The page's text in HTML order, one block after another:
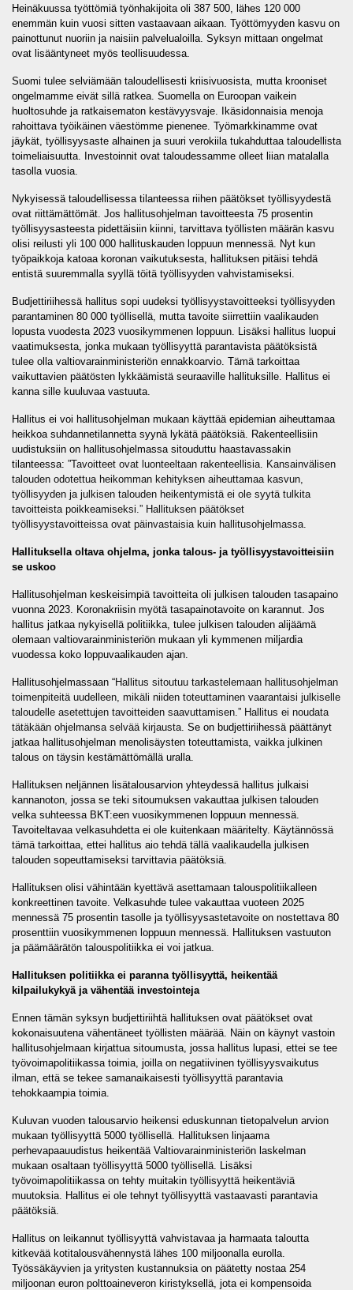
Heinäkuussa työttömiä työnhakijoita oli 387 500, lähes 120 000
enemmän kuin vuosi sitten vastaavaan aikaan. Työttömyyden kasvu on
painottunut nuoriin ja naisiin palvelualoilla. Syksyn mittaan ongelmat
ovat lisääntyneet myös teollisuudessa.
Suomi tulee selviämään taloudellisesti kriisivuosista, mutta krooniset
ongelmamme eivät sillä ratkea. Suomella on Euroopan vaikein
huoltosuhde ja ratkaisematon kestävyysvaje. Ikäsidonnaisia menoja
rahoittava työikäinen väestömme pienenee. Työmarkkinamme ovat
jäykät, työllisyysaste alhainen ja suuri verokiila tukahduttaa taloudellista
toimeliaisuutta. Investoinnit ovat taloudessamme olleet liian matalalla
tasolla vuosia.
Nykyisessä taloudellisessa tilanteessa riihen päätökset työllisyydestä
ovat riittämättömät. Jos hallitusohjelman tavoitteesta 75 prosentin
työllisyysasteesta pidettäisiin kiinni, tarvittava työllisten määrän kasvu
olisi reilusti yli 100 000 hallituskauden loppuun mennessä. Nyt kun
työpaikkoja katoaa koronan vaikutuksesta, hallituksen pitäisi tehdä
entistä suuremmalla syyllä töitä työllisyyden vahvistamiseksi.
Budjettiriihessä hallitus sopi uudeksi työllisyystavoitteeksi työllisyyden
parantaminen 80 000 työllisellä, mutta tavoite siirrettiin vaalikauden
lopusta vuodesta 2023 vuosikymmenen loppuun. Lisäksi hallitus luopui
vaatimuksesta, jonka mukaan työllisyyttä parantavista päätöksistä
tulee olla valtiovarainministeriön ennakkoarvio. Tämä tarkoittaa
vaikuttavien päätösten lykkäämistä seuraaville hallituksille. Hallitus ei
kanna sille kuuluvaa vastuuta.
Hallitus ei voi hallitusohjelman mukaan käyttää epidemian aiheuttamaa
heikkoa suhdannetilannetta syynä lykätä päätöksiä. Rakenteellisiin
uudistuksiin on hallitusohjelmassa sitouduttu haastavassakin
tilanteessa: ”Tavoitteet ovat luonteeltaan rakenteellisia. Kansainvälisen
talouden odotettua heikomman kehityksen aiheuttamaa kasvun,
työllisyyden ja julkisen talouden heikentymistä ei ole syytä tulkita
tavoitteista poikkeamiseksi.” Hallituksen päätökset
työllisyystavoitteissa ovat päinvastaisia kuin hallitusohjelmassa.
Hallituksella oltava ohjelma, jonka talous- ja työllisyystavoitteisiin
se uskoo
Hallitusohjelman keskeisimpiä tavoitteita oli julkisen talouden tasapaino
vuonna 2023. Koronakriisin myötä tasapainotavoite on karannut. Jos
hallitus jatkaa nykyisellä politiikka, tulee julkisen talouden alijäämä
olemaan valtiovarainministeriön mukaan yli kymmenen miljardia
vuodessa koko loppuvaalikauden ajan.
Hallitusohjelmassaan “Hallitus sitoutuu tarkastelemaan hallitusohjelman
toimenpiteitä uudelleen, mikäli niiden toteuttaminen vaarantaisi julkiselle
taloudelle asetettujen tavoitteiden saavuttamisen.” Hallitus ei noudata
tätäkään ohjelmansa selvää kirjausta. Se on budjettiriihessä päättänyt
jatkaa hallitusohjelman menolisäysten toteuttamista, vaikka julkinen
talous on täysin kestämättömällä uralla.
Hallituksen neljännen lisätalousarvion yhteydessä hallitus julkaisi
kannanoton, jossa se teki sitoumuksen vakauttaa julkisen talouden
velka suhteessa BKT:een vuosikymmenen loppuun mennessä.
Tavoiteltavaa velkasuhdetta ei ole kuitenkaan määritelty. Käytännössä
tämä tarkoittaa, ettei hallitus aio tehdä tällä vaalikaudella julkisen
talouden sopeuttamiseksi tarvittavia päätöksiä.
Hallituksen olisi vähintään kyettävä asettamaan talouspolitiikalleen
konkreettinen tavoite. Velkasuhde tulee vakauttaa vuoteen 2025
mennessä 75 prosentin tasolle ja työllisyysastetavoite on nostettava 80
prosenttiin vuosikymmenen loppuun mennessä. Hallituksen vastuuton
ja päämäärätön talouspolitiikka ei voi jatkua.
Hallituksen politiikka ei paranna työllisyyttä, heikentää
kilpailukykyä ja vähentää investointeja
Ennen tämän syksyn budjettiriihtä hallituksen ovat päätökset ovat
kokonaisuutena vähentäneet työllisten määrää. Näin on käynyt vastoin
hallitusohjelmaan kirjattua sitoumusta, jossa hallitus lupasi, ettei se tee
työvoimapolitiikassa toimia, joilla on negatiivinen työllisyysvaikutus
ilman, että se tekee samanaikaisesti työllisyyttä parantavia
tehokkaampia toimia.
Kuluvan vuoden talousarvio heikensi eduskunnan tietopalvelun arvion
mukaan työllisyyttä 5000 työllisellä. Hallituksen linjaama
perhevapaauudistus heikentää Valtiovarainministeriön laskelman
mukaan osaltaan työllisyyttä 5000 työllisellä. Lisäksi
työvoimapolitiikassa on tehty muitakin työllisyyttä heikentäviä
muutoksia. Hallitus ei ole tehnyt työllisyyttä vastaavasti parantavia
päätöksiä.
Hallitus on leikannut työllisyyttä vahvistavaa ja harmaata taloutta
kitkevää kotitalousvähennystä lähes 100 miljoonalla eurolla.
Työssäkäyvien ja yritysten kustannuksia on päätetty nostaa 254
miljoonan euron polttoaineveron kiristyksellä, jota ei kompensoida